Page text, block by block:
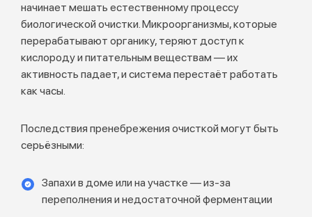
начинает мешать естественному процессу
биологической очистки. Микроорганизмы, которые
перерабатывают органику, теряют доступ к
кислороду и питательным веществам — их
активность падает, и система перестаёт работать
как часы.
Последствия пренебрежения очисткой могут быть
серьёзными:
Запахи в доме или на участке — из-за
переполнения и недостаточной ферментации